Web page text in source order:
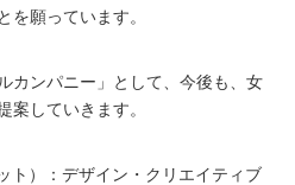
を願っています。
カンパニー」として、今後も、女
案していきます。
ト）：デザイン・クリエイティブ